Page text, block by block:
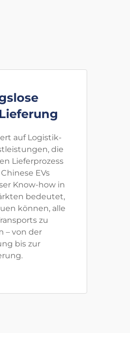
auf Logistik-
die
Lieferprozess
EVs
Know-how in
bedeutet,
können, alle
zu
– von der
bis zur